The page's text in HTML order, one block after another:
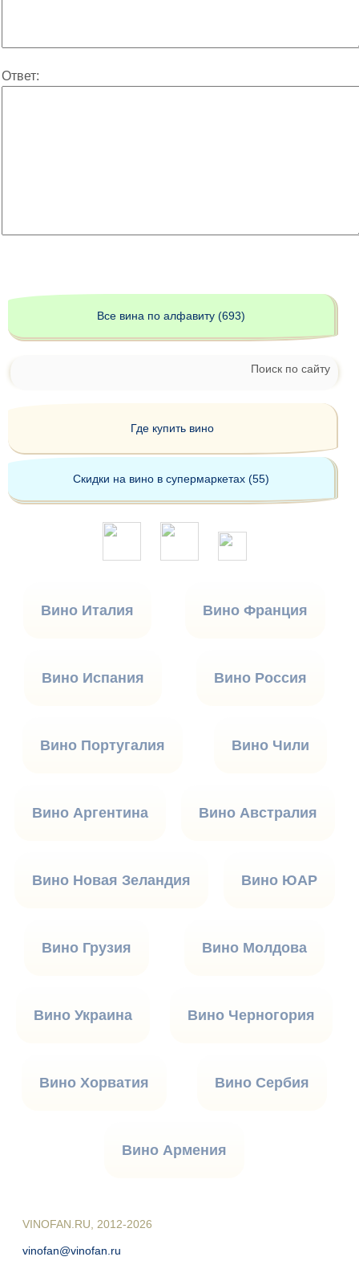
Ответ:
Все вина по алфавиту (693)
Поиск по сайту
Где купить вино
Скидки на вино в супермаркетах (55)
Вино Италия Вино Франция
Вино Испания Вино Россия
Вино Португалия Вино Чили
Вино Аргентина Вино Австралия
Вино Новая Зеландия Вино ЮАР
Вино Грузия Вино Молдова
Вино Украина Вино Черногория
Вино Хорватия Вино Сербия
Вино Армения
VINOFAN.RU, 2012-2026
vinofan@vinofan.ru